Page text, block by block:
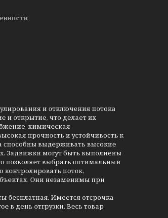
и отключения потока
и открытие, что делает их
химическая
прочность и устойчивость к
способны выдерживать высокие
Задвижки могут быть выполнены
позволяет выбрать оптимальный
контролировать поток,
Они незаменимы при
бесплатная. Имеется отсрочка
в день отгрузки. Весь товар